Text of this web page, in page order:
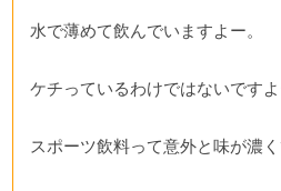
水で薄めて飲んでいますよー。
ケチっているわけではないですよ
スポーツ飲料って意外と味が濃く